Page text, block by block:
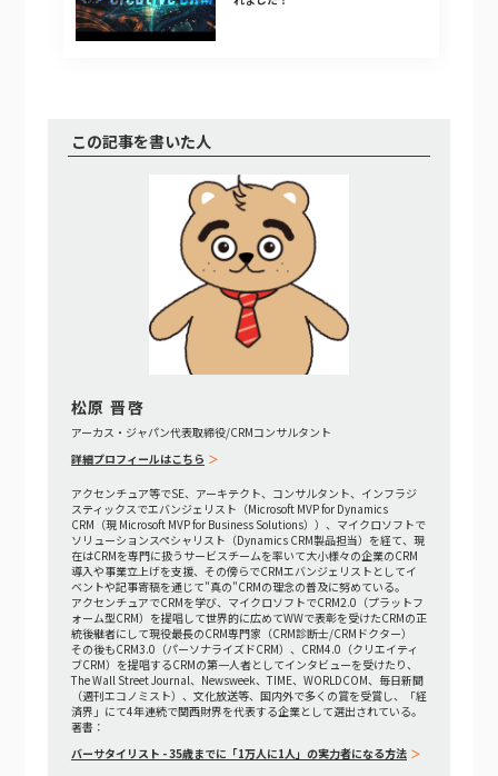
この記事を書いた人
松原 晋啓
アーカス・ジャパン代表取締役/CRMコンサルタント
詳細プロフィールはこちら
アクセンチュア等でSE、アーキテクト、コンサルタント、インフラジ
スティックスでエバンジェリスト（Microsoft MVP for Dynamics
CRM（現 Microsoft MVP for Business Solutions））、マイクロソフトで
ソリューションスペシャリスト（Dynamics CRM製品担当）を経て、現
在はCRMを専門に扱うサービスチームを率いて大小様々の企業のCRM
導入や事業立上げを支援、その傍らでCRMエバンジェリストとしてイ
ベントや記事寄稿を通じて"真の"CRMの理念の普及に努めている。
アクセンチュアでCRMを学び、マイクロソフトでCRM2.0（プラットフ
ォーム型CRM）を提唱して世界的に広めてWWで表彰を受けたCRMの正
統後継者にして現役最長のCRM専門家（CRM診断士/CRMドクター）
その後もCRM3.0（パーソナライズドCRM）、CRM4.0（クリエイティ
ブCRM）を提唱するCRMの第一人者としてインタビューを受けたり、
The Wall Street Journal、Newsweek、TIME、WORLDCOM、毎日新聞
（週刊エコノミスト）、文化放送等、国内外で多くの賞を受賞し、「経
済界」にて4年連続で関西財界を代表する企業として選出されている。
著書：
バーサタイリスト - 35歳までに「1万人に1人」の実力者になる方法